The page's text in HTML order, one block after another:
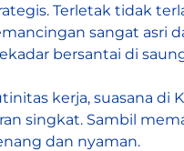
Terletak tidak
sangat asri
bersantai di
kerja, suasana di
singkat. Sambil
dan nyaman.